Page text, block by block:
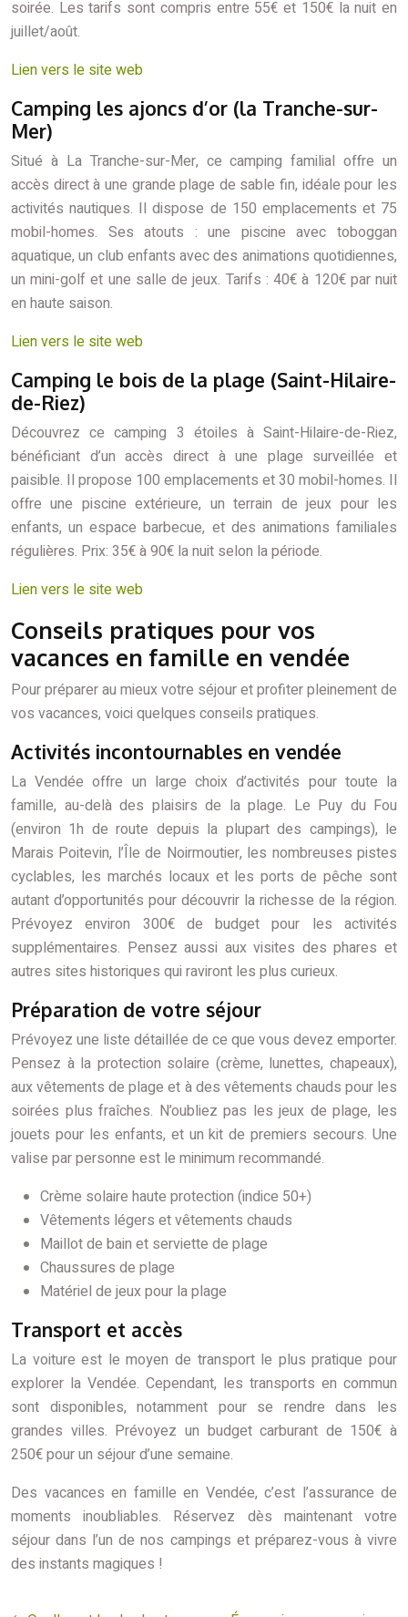
soirée. Les tarifs sont compris entre 55€ et 150€ la nuit en
juillet/août.
Lien vers le site web
Camping les ajoncs d’or (la Tranche-sur-
Mer)
Situé à La Tranche-sur-Mer, ce camping familial offre un
accès direct à une grande plage de sable fin, idéale pour les
activités nautiques. Il dispose de 150 emplacements et 75
mobil-homes. Ses atouts : une piscine avec toboggan
aquatique, un club enfants avec des animations quotidiennes,
un mini-golf et une salle de jeux. Tarifs : 40€ à 120€ par nuit
en haute saison.
Lien vers le site web
Camping le bois de la plage (Saint-Hilaire-
de-Riez)
Découvrez ce camping 3 étoiles à Saint-Hilaire-de-Riez,
bénéficiant d’un accès direct à une plage surveillée et
paisible. Il propose 100 emplacements et 30 mobil-homes. Il
offre une piscine extérieure, un terrain de jeux pour les
enfants, un espace barbecue, et des animations familiales
régulières. Prix: 35€ à 90€ la nuit selon la période.
Lien vers le site web
Conseils pratiques pour vos
vacances en famille en vendée
Pour préparer au mieux votre séjour et profiter pleinement de
vos vacances, voici quelques conseils pratiques.
Activités incontournables en vendée
La Vendée offre un large choix d’activités pour toute la
famille, au-delà des plaisirs de la plage. Le Puy du Fou
(environ 1h de route depuis la plupart des campings), le
Marais Poitevin, l’Île de Noirmoutier, les nombreuses pistes
cyclables, les marchés locaux et les ports de pêche sont
autant d’opportunités pour découvrir la richesse de la région.
Prévoyez environ 300€ de budget pour les activités
supplémentaires. Pensez aussi aux visites des phares et
autres sites historiques qui raviront les plus curieux.
Préparation de votre séjour
Prévoyez une liste détaillée de ce que vous devez emporter.
Pensez à la protection solaire (crème, lunettes, chapeaux),
aux vêtements de plage et à des vêtements chauds pour les
soirées plus fraîches. N’oubliez pas les jeux de plage, les
jouets pour les enfants, et un kit de premiers secours. Une
valise par personne est le minimum recommandé.
Crème solaire haute protection (indice 50+)
Vêtements légers et vêtements chauds
Maillot de bain et serviette de plage
Chaussures de plage
Matériel de jeux pour la plage
Transport et accès
La voiture est le moyen de transport le plus pratique pour
explorer la Vendée. Cependant, les transports en commun
sont disponibles, notamment pour se rendre dans les
grandes villes. Prévoyez un budget carburant de 150€ à
250€ pour un séjour d’une semaine.
Des vacances en famille en Vendée, c’est l’assurance de
moments inoubliables. Réservez dès maintenant votre
séjour dans l’un de nos campings et préparez-vous à vivre
des instants magiques !